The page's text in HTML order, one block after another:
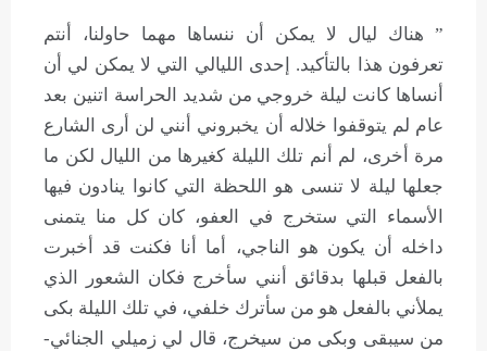
” هناك ليال لا يمكن أن ننساها مهما حاولنا، أنتم
تعرفون هذا بالتأكيد. إحدى الليالي التي لا يمكن لي أن
أنساها كانت ليلة خروجي من شديد الحراسة اتنين بعد
عام لم يتوقفوا خلاله أن يخبروني أنني لن أرى الشارع
مرة أخرى، لم أنم تلك الليلة كغيرها من الليال لكن ما
جعلها ليلة لا تنسى هو اللحظة التي كانوا ينادون فيها
الأسماء التي ستخرج في العفو، كان كل منا يتمنى
داخله أن يكون هو الناجي، أما أنا فكنت قد أخبرت
بالفعل قبلها بدقائق أنني سأخرج فكان الشعور الذي
يملأني بالفعل هو من سأترك خلفي، في تلك الليلة بكى
من سيبقى وبكى من سيخرج، قال لي زميلي الجنائي-